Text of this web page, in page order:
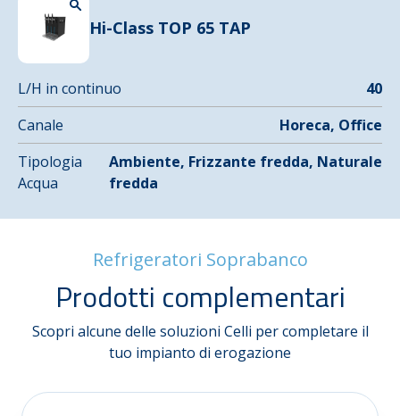
Hi-Class TOP 65 TAP
L/H in continuo
40
Canale
Horeca, Office
Tipologia
Acqua
Ambiente, Frizzante fredda, Naturale
fredda
Refrigeratori Soprabanco
Prodotti complementari
Scopri alcune delle soluzioni Celli per completare il
tuo impianto di erogazione